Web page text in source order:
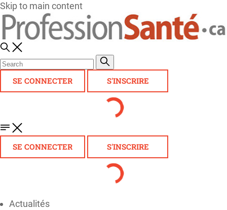
Skip to main content
SE CONNECTER S'INSCRIRE
SE CONNECTER S'INSCRIRE
Actualités